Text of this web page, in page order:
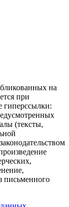
на
при
гиперссылки:
(тексты,
письменного